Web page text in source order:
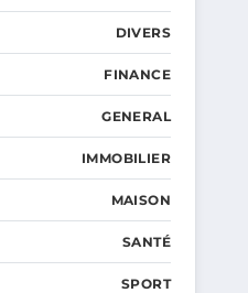
DIVERS
FINANCE
GENERAL
IMMOBILIER
MAISON
SANTÉ
SPORT